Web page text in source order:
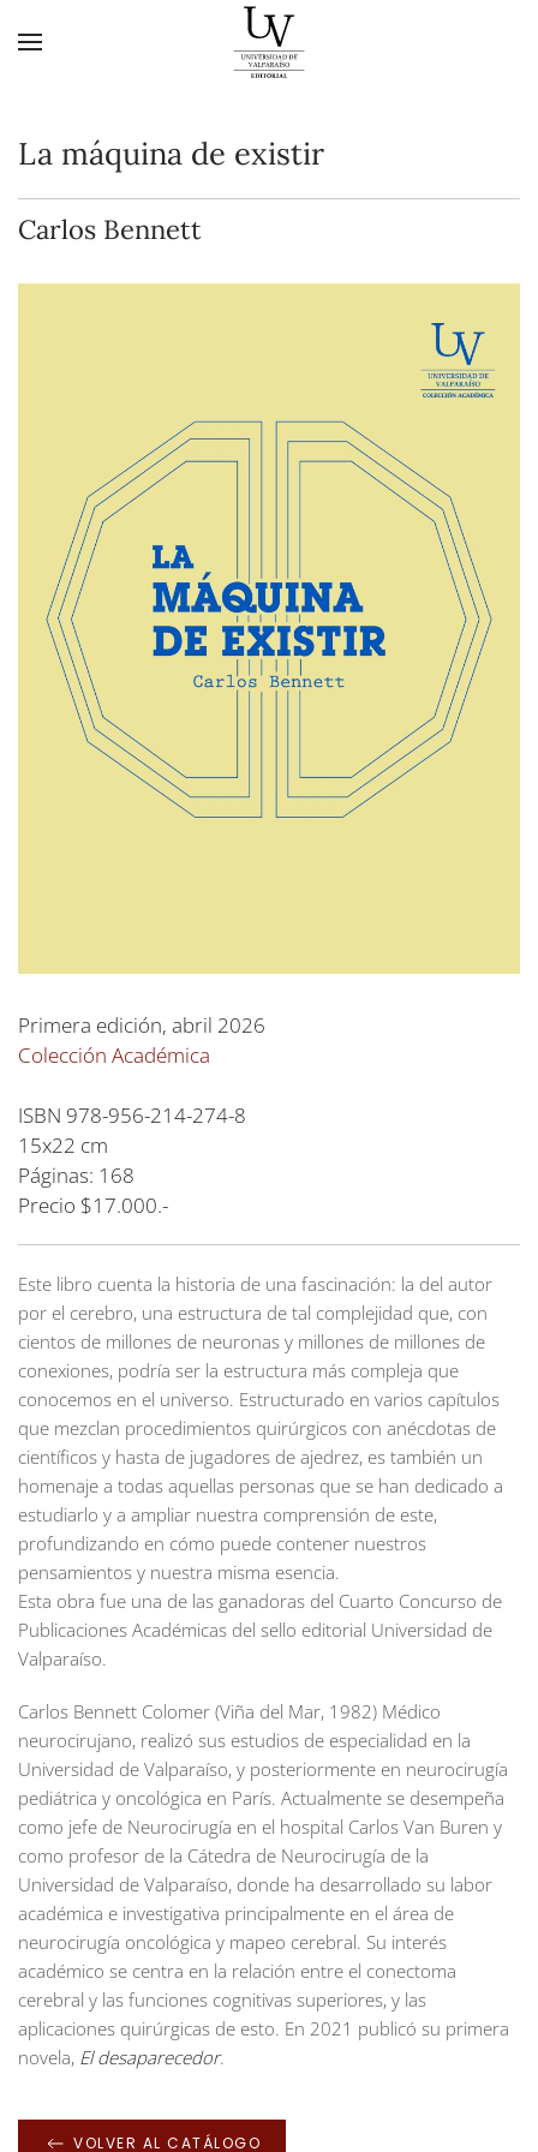
La máquina de existir
Carlos Bennett
Primera edición, abril 2026
Colección Académica
ISBN 978-956-214-274-8
15x22 cm
Páginas: 168
Precio $17.000.-
Este libro cuenta la historia de una fascinación: la del autor
por el cerebro, una estructura de tal complejidad que, con
cientos de millones de neuronas y millones de millones de
conexiones, podría ser la estructura más compleja que
conocemos en el universo. Estructurado en varios capítulos
que mezclan procedimientos quirúrgicos con anécdotas de
científicos y hasta de jugadores de ajedrez, es también un
homenaje a todas aquellas personas que se han dedicado a
estudiarlo y a ampliar nuestra comprensión de este,
profundizando en cómo puede contener nuestros
pensamientos y nuestra misma esencia.
Esta obra fue una de las ganadoras del Cuarto Concurso de
Publicaciones Académicas del sello editorial Universidad de
Valparaíso.
Carlos Bennett Colomer (Viña del Mar, 1982) Médico
neurocirujano, realizó sus estudios de especialidad en la
Universidad de Valparaíso, y posteriormente en neurocirugía
pediátrica y oncológica en París. Actualmente se desempeña
como jefe de Neurocirugía en el hospital Carlos Van Buren y
como profesor de la Cátedra de Neurocirugía de la
Universidad de Valparaíso, donde ha desarrollado su labor
académica e investigativa principalmente en el área de
neurocirugía oncológica y mapeo cerebral. Su interés
académico se centra en la relación entre el conectoma
cerebral y las funciones cognitivas superiores, y las
aplicaciones quirúrgicas de esto. En 2021 publicó su primera
novela, El desaparecedor.
VOLVER AL CATÁLOGO